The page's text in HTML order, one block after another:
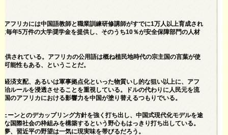
フリカには中国語教師と職業訓練研修講師がすでに1万人以上育成され
毎年5万件の大学奨学金を提供し、そのうち10％が安全保障部門の人材
供されている。アフリカの公用語は概ね植民地時代の宗主国の言葉が使
能性もある、ということだ。
済支配、あるいは軍事拠点化といった物質いし的な狙い以上に、アフ
ルールを浸透させることを重視している。ドルの代わりに人民元を流
のアフリカにおける影響力を中国が塗り替えるつもりでいる。
ーンとのデカップリング方針を強く打ち出し、中国式現代化モデルを途
国際社会の枠組みを構築するという野心もはっきり打ち出している。
、習近平の野望は一気に現実味を帯びるだろう。